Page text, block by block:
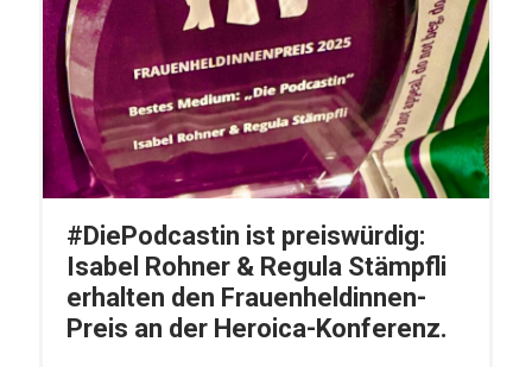
#DiePodcastin ist preiswürdig:
Isabel Rohner & Regula Stämpfli
erhalten den Frauenheldinnen-
Preis an der Heroica-Konferenz.